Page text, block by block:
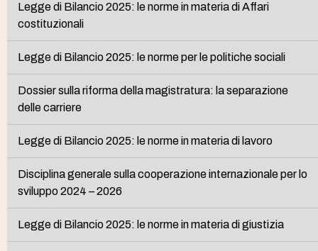
Legge di Bilancio 2025: le norme in materia di Affari
costituzionali
Legge di Bilancio 2025: le norme per le politiche sociali
Dossier sulla riforma della magistratura: la separazione
delle carriere
Legge di Bilancio 2025: le norme in materia di lavoro
Disciplina generale sulla cooperazione internazionale per lo
sviluppo 2024 – 2026
Legge di Bilancio 2025: le norme in materia di giustizia